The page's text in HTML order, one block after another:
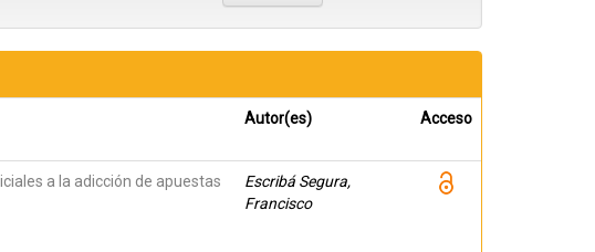
Autor(es) Acceso
a la adicción de apuestas
Escribá Segura,
Francisco